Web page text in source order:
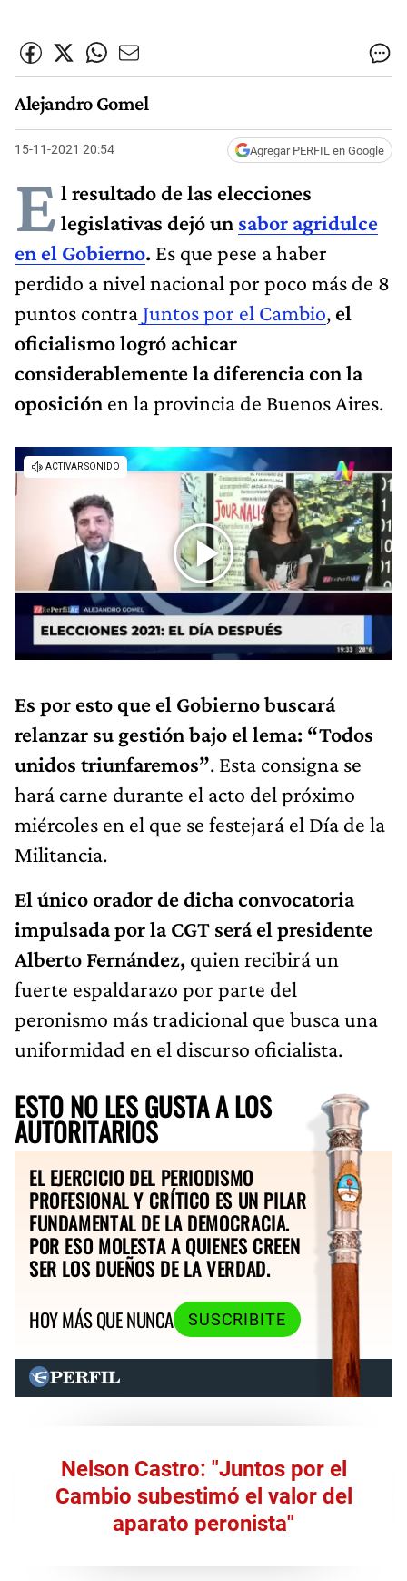
Alejandro Gomel
15-11-2021 20:54 Agregar PERFIL en Google
E l resultado de las elecciones
legislativas dejó un sabor agridulce
en el Gobierno. Es que pese a haber
perdido a nivel nacional por poco más de 8
puntos contra Juntos por el Cambio, el
oficialismo logró achicar
considerablemente la diferencia con la
oposición en la provincia de Buenos Aires.
Es por esto que el Gobierno buscará
relanzar su gestión bajo el lema: “Todos
unidos triunfaremos”. Esta consigna se
hará carne durante el acto del próximo
miércoles en el que se festejará el Día de la
Militancia.
El único orador de dicha convocatoria
impulsada por la CGT será el presidente
Alberto Fernández, quien recibirá un
fuerte espaldarazo por parte del
peronismo más tradicional que busca una
uniformidad en el discurso oficialista.
ESTO NO LES GUSTA A LOS
AUTORITARIOS
EL EJERCICIO DEL PERIODISMO
PROFESIONAL Y CRÍTICO ES UN PILAR
FUNDAMENTAL DE LA DEMOCRACIA.
POR ESO MOLESTA A QUIENES CREEN
SER LOS DUEÑOS DE LA VERDAD.
HOY MÁS QUE NUNCA
SUSCRIBITE
Nelson Castro: "Juntos por el
Cambio subestimó el valor del
aparato peronista"